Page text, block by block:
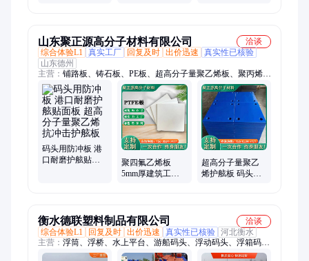
山东聚正源高分子材料有限公司
洽谈
综合体验L1 真实工厂 回复及时 出价迅速
真实性已核验
山东德州
主营： 铺路板、铸石板、PE板、超高分子量聚乙烯板、聚丙烯pp
板、聚乙烯路基板、聚乙烯板、聚乙烯加工件、聚氨酯板、聚四
氟乙烯板、可焊接pp板、upe板、链条导轨、支腿垫板、煤仓衬
板、pp水箱、pe水箱、尼龙板、U型衬板、地沟盖板、车厢滑
板、pe菜板、仿真冰板、护舷贴面板
码头用防冲板 港
口耐磨护舷贴面
聚四氟乙烯板
5mm厚建筑工程
超高分子量聚乙
烯护舷板 码头港
衡水德联塑料制品有限公司
洽谈
综合体验L1
回复及时 出价迅速 真实性已核验 河北衡水
主营： 浮筒、浮桥、水上平台、游船码头、浮动码头、浮箱码
头、摩托艇泊位、尾矿库浮筒、管道浮筒、水上舞台、水上乐园